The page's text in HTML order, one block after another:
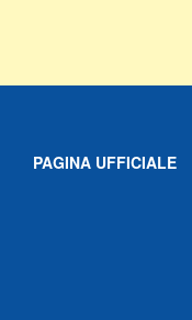
PAGINA UFFICIALE